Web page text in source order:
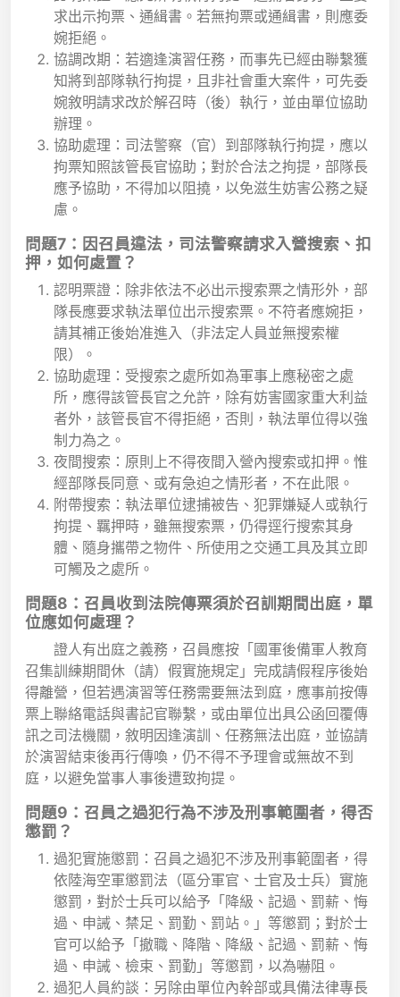
求出示拘票、通緝書。若無拘票或通緝書，則應委
婉拒絕。
協調改期：若適逢演習任務，而事先已經由聯繫獲
知將到部隊執行拘提，且非社會重大案件，可先委
婉敘明請求改於解召時（後）執行，並由單位協助
辦理。
協助處理：司法警察（官）到部隊執行拘提，應以
拘票知照該管長官協助；對於合法之拘提，部隊長
應予協助，不得加以阻撓，以免滋生妨害公務之疑
慮。
問題7：因召員違法，司法警察請求入營搜索、扣
押，如何處置？
認明票證：除非依法不必出示搜索票之情形外，部
隊長應要求執法單位出示搜索票。不符者應婉拒，
請其補正後始准進入（非法定人員並無搜索權
限）。
協助處理：受搜索之處所如為軍事上應秘密之處
所，應得該管長官之允許，除有妨害國家重大利益
者外，該管長官不得拒絕，否則，執法單位得以強
制力為之。
夜間搜索：原則上不得夜間入營內搜索或扣押。惟
經部隊長同意、或有急迫之情形者，不在此限。
附帶搜索：執法單位逮捕被告、犯罪嫌疑人或執行
拘提、羈押時，雖無搜索票，仍得逕行搜索其身
體、隨身攜帶之物件、所使用之交通工具及其立即
可觸及之處所。
問題8：召員收到法院傳票須於召訓期間出庭，單
位應如何處理？
證人有出庭之義務，召員應按「國軍後備軍人教育
召集訓練期間休（請）假實施規定」完成請假程序後始
得離營，但若遇演習等任務需要無法到庭，應事前按傳
票上聯絡電話與書記官聯繫，或由單位出具公函回覆傳
訊之司法機關，敘明因逢演訓、任務無法出庭，並協請
於演習結束後再行傳喚，仍不得不予理會或無故不到
庭，以避免當事人事後遭致拘提。
問題9：召員之過犯行為不涉及刑事範圍者，得否
懲罰？
過犯實施懲罰：召員之過犯不涉及刑事範圍者，得
依陸海空軍懲罰法（區分軍官、士官及士兵）實施
懲罰，對於士兵可以給予「降級、記過、罰薪、悔
過、申誡、禁足、罰勤、罰站。」等懲罰；對於士
官可以給予「撤職、降階、降級、記過、罰薪、悔
過、申誡、檢束、罰勤」等懲罰，以為嚇阻。
過犯人員約談：另除由單位內幹部或具備法律專長